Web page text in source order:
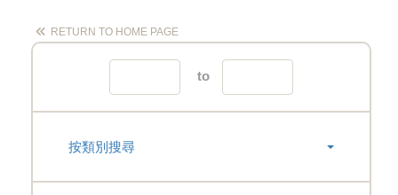
RETURN TO HOME PAGE
to
按類別搜尋